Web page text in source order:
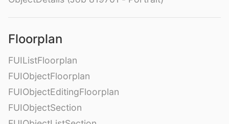
Floorplan
FUIListFloorplan
FUIObjectFloorplan
FUIObjectEditingFloorplan
FUIObjectSection